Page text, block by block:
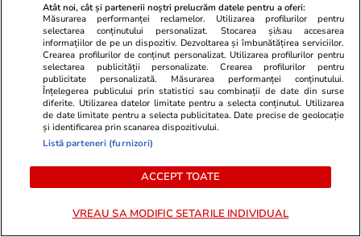
șantierele de azi într-un nou caz Bechtel
Știri Locale 30 iul.
Un nou mesaj RO-Alert, emis pentru județul
Tulcea: mai multe drone au intrat în spațiul
aerian al României și au explodat apoi în
Ucraina
Atât noi, cât și partenerii noștri prelucrăm datele pentru a oferi:
Măsurarea performanței reclamelor. Utilizarea profilurilor pentru
selectarea conținutului personalizat. Stocarea și/sau accesarea
informațiilor de pe un dispozitiv. Dezvoltarea și îmbunătățirea serviciilor.
Crearea profilurilor de conținut personalizat. Utilizarea profilurilor pentru
selectarea publicității personalizate. Crearea profilurilor pentru
publicitate personalizată. Măsurarea performanței conținutului.
Înțelegerea publicului prin statistici sau combinații de date din surse
diferite. Utilizarea datelor limitate pentru a selecta conținutul. Utilizarea
de date limitate pentru a selecta publicitatea. Date precise de geolocație
și identificarea prin scanarea dispozitivului.
Listă parteneri (furnizori)
ACCEPT TOATE
VREAU SA MODIFIC SETARILE INDIVIDUAL